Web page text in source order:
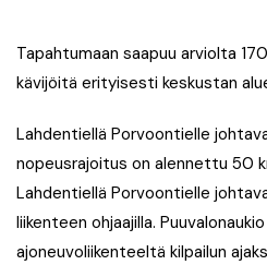
Tapahtumaan saapuu arviolta
kävijöitä erityisesti keskustan
Lahdentiellä Porvoontielle
nopeusrajoitus on alennettu 50
Lahdentiellä Porvoontielle
liikenteen ohjaajilla.
ajoneuvoliikenteeltä kilpailun